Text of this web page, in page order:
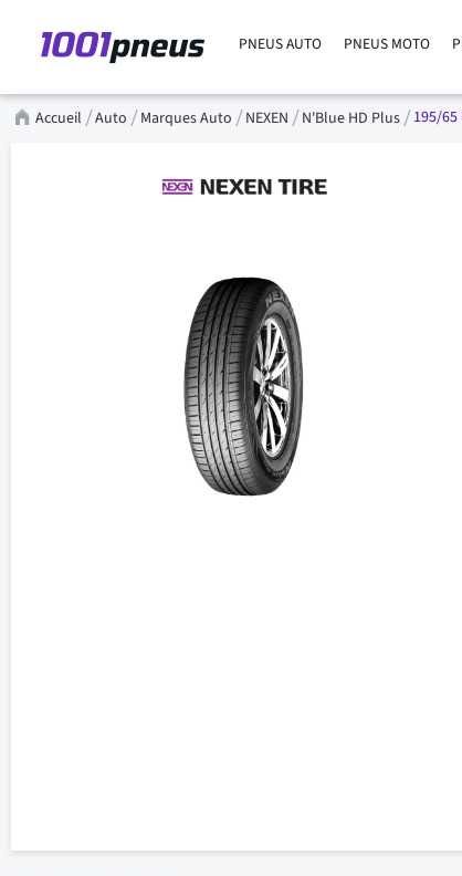
PNEUS AUTO PNEUS MOTO
Accueil Auto Marques Auto NEXEN N'Blue HD Plus 195/65